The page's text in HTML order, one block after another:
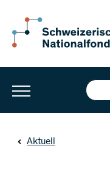
Aktuell